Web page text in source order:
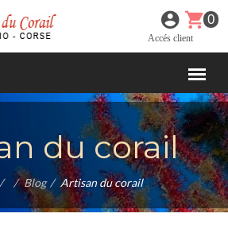
0
Accés client
du corail
Blog Artisan du corail